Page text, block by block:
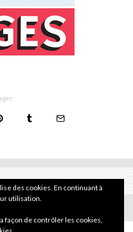
des cookies. En continuant à
utilisation.
façon de contrôler les cookies,